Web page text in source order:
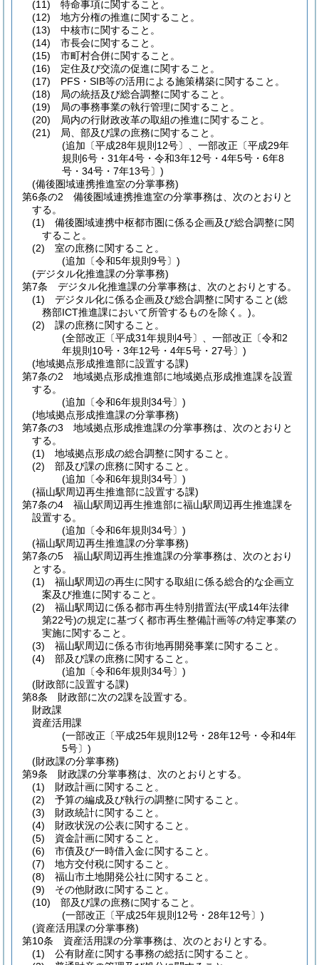
(11)
特命事項に関すること。
(12)
地方分権の推進に関すること。
(13)
中核市に関すること。
(14)
市長会に関すること。
(15)
市町村合併に関すること。
(16)
定住及び交流の促進に関すること。
(17)
PFS・SIB等の活用による施策構築に関すること。
(18)
局の統括及び総合調整に関すること。
(19)
局の事務事業の執行管理に関すること。
(20)
局内の行財政改革の取組の推進に関すること。
(21)
局、部及び課の庶務に関すること。
(追加〔平成28年規則12号〕、一部改正〔平成29年
規則6号・31年4号・令和3年12号・4年5号・6年8
号・34号・7年13号〕)
(備後圏域連携推進室の分掌事務)
第6条の2
備後圏域連携推進室の分掌事務は、次のとおりと
する。
(1)
備後圏域連携中枢都市圏に係る企画及び総合調整に関
すること。
(2)
室の庶務に関すること。
(追加〔令和5年規則9号〕)
(デジタル化推進課の分掌事務)
第7条
デジタル化推進課の分掌事務は、次のとおりとする。
(1)
デジタル化に係る企画及び総合調整に関すること(総
務部ICT推進課において所管するものを除く。)。
(2)
課の庶務に関すること。
(全部改正〔平成31年規則4号〕、一部改正〔令和2
年規則10号・3年12号・4年5号・27号〕)
(地域拠点形成推進部に設置する課)
第7条の2
地域拠点形成推進部に地域拠点形成推進課を設置
する。
(追加〔令和6年規則34号〕)
(地域拠点形成推進課の分掌事務)
第7条の3
地域拠点形成推進課の分掌事務は、次のとおりと
する。
(1)
地域拠点形成の総合調整に関すること。
(2)
部及び課の庶務に関すること。
(追加〔令和6年規則34号〕)
(福山駅周辺再生推進部に設置する課)
第7条の4
福山駅周辺再生推進部に福山駅周辺再生推進課を
設置する。
(追加〔令和6年規則34号〕)
(福山駅周辺再生推進課の分掌事務)
第7条の5
福山駅周辺再生推進課の分掌事務は、次のとおり
とする。
(1)
福山駅周辺の再生に関する取組に係る総合的な企画立
案及び推進に関すること。
(2)
福山駅周辺に係る都市再生特別措置法(平成14年法律
第22号)の規定に基づく都市再生整備計画等の特定事業の
実施に関すること。
(3)
福山駅周辺に係る市街地再開発事業に関すること。
(4)
部及び課の庶務に関すること。
(追加〔令和6年規則34号〕)
(財政部に設置する課)
第8条
財政部に次の2課を設置する。
財政課
資産活用課
(一部改正〔平成25年規則12号・28年12号・令和4年
5号〕)
(財政課の分掌事務)
第9条
財政課の分掌事務は、次のとおりとする。
(1)
財政計画に関すること。
(2)
予算の編成及び執行の調整に関すること。
(3)
財政統計に関すること。
(4)
財政状況の公表に関すること。
(5)
資金計画に関すること。
(6)
市債及び一時借入金に関すること。
(7)
地方交付税に関すること。
(8)
福山市土地開発公社に関すること。
(9)
その他財政に関すること。
(10)
部及び課の庶務に関すること。
(一部改正〔平成25年規則12号・28年12号〕)
(資産活用課の分掌事務)
第10条
資産活用課の分掌事務は、次のとおりとする。
(1)
公有財産に関する事務の総括に関すること。